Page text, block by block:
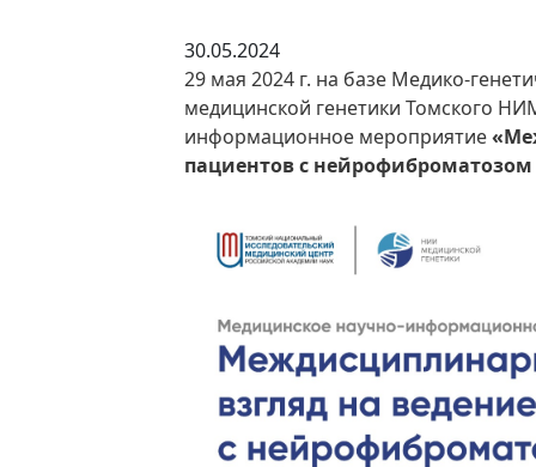
30.05.2024
29 мая 2024 г. на базе Медико-
медицинской генетики Томского
информационное мероприятие
пациентов с нейрофиброматозом